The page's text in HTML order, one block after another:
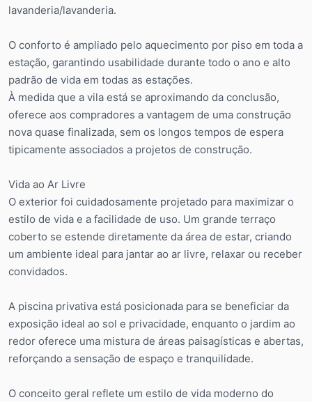
lavanderia/lavanderia.
O conforto é ampliado pelo aquecimento por piso em toda a
estação, garantindo usabilidade durante todo o ano e alto
padrão de vida em todas as estações.
À medida que a vila está se aproximando da conclusão,
oferece aos compradores a vantagem de uma construção
nova quase finalizada, sem os longos tempos de espera
tipicamente associados a projetos de construção.
Vida ao Ar Livre
O exterior foi cuidadosamente projetado para maximizar o
estilo de vida e a facilidade de uso. Um grande terraço
coberto se estende diretamente da área de estar, criando
um ambiente ideal para jantar ao ar livre, relaxar ou receber
convidados.
A piscina privativa está posicionada para se beneficiar da
exposição ideal ao sol e privacidade, enquanto o jardim ao
redor oferece uma mistura de áreas paisagísticas e abertas,
reforçando a sensação de espaço e tranquilidade.
O conceito geral reflete um estilo de vida moderno do